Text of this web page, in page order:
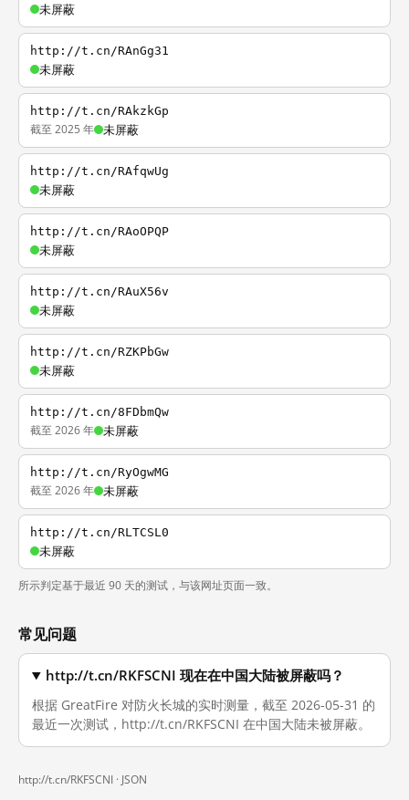
未屏蔽
http://t.cn/RAnGg31
未屏蔽
http://t.cn/RAkzkGp
截至 2025 年 未屏蔽
http://t.cn/RAfqwUg
未屏蔽
http://t.cn/RAoOPQP
未屏蔽
http://t.cn/RAuX56v
未屏蔽
http://t.cn/RZKPbGw
未屏蔽
http://t.cn/8FDbmQw
截至 2026 年 未屏蔽
http://t.cn/RyOgwMG
截至 2026 年 未屏蔽
http://t.cn/RLTCSL0
未屏蔽
所示判定基于最近 90 天的测试，与该网址页面一致。
常见问题
http://t.cn/RKFSCNI 现在在中国大陆被屏蔽吗？
根据 GreatFire 对防火长城的实时测量，截至 2026-05-31 的
最近一次测试，http://t.cn/RKFSCNI 在中国大陆未被屏蔽。
http://t.cn/RKFSCNI · JSON